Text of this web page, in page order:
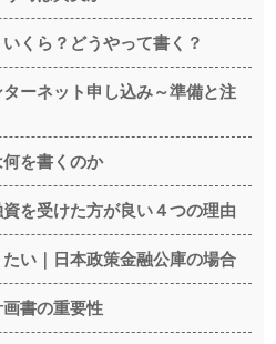
くら？どうやって書く？
ーネット申し込み～準備と注
を書くのか
資を受けた方が良い４つの理由
い｜日本政策金融公庫の場合
書の重要性